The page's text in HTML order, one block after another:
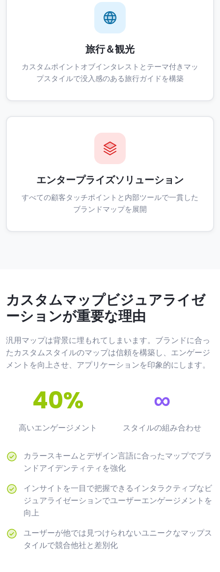
旅行＆観光
カスタムポイントオブインタレストとテーマ付きマッ
プスタイルで没入感のある旅行ガイドを構築
エンタープライズソリューション
すべての顧客タッチポイントと内部ツールで一貫した
ブランドマップを展開
カスタムマップビジュアライゼ
ーションが重要な理由
汎用マップは背景に埋もれてしまいます。ブランドに合っ
たカスタムスタイルのマップは信頼を構築し、エンゲージ
メントを向上させ、アプリケーションを印象的にします。
40%
高いエンゲージメント
∞
スタイルの組み合わせ
カラースキームとデザイン言語に合ったマップでブラ
ンドアイデンティティを強化
インサイトを一目で把握できるインタラクティブなビ
ジュアライゼーションでユーザーエンゲージメントを
向上
ユーザーが他では見つけられないユニークなマップス
タイルで競合他社と差別化